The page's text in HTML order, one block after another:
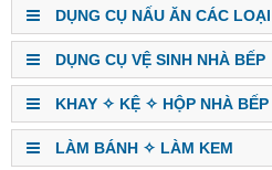
DỤNG CỤ NẤU ĂN CÁC LOẠI
DỤNG CỤ VỆ SINH NHÀ BẾP
KHAY ✧ KỆ ✧ HỘP NHÀ BẾP
LÀM BÁNH ✧ LÀM KEM